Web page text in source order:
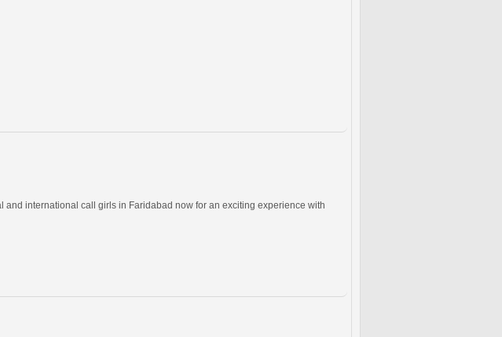
international call girls in Faridabad now for an exciting experience with